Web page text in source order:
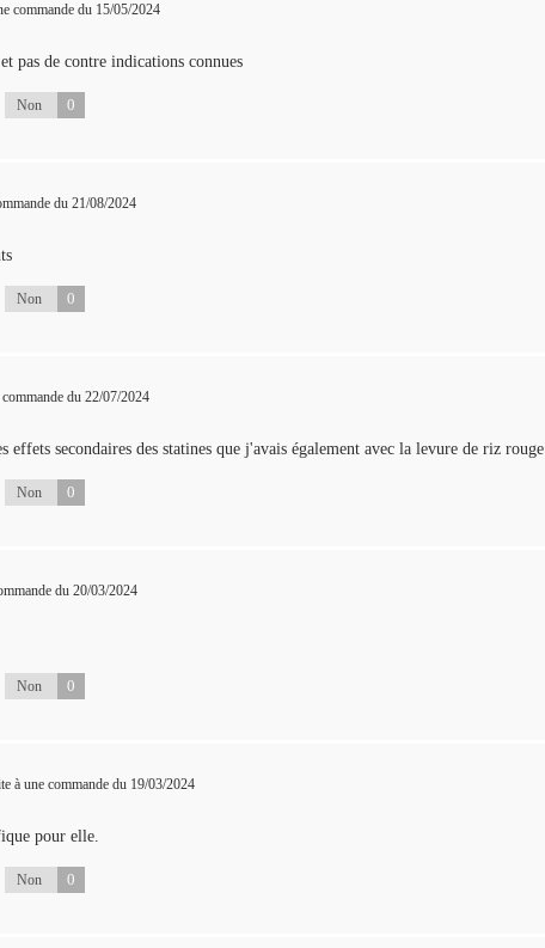
commande du 15/05/2024
pas de contre indications connues
Non 0
du 21/08/2024
Non 0
commande du 22/07/2024
effets secondaires des statines que j'avais également avec la levure de riz rouge
Non 0
du 20/03/2024
Non 0
à une commande du 19/03/2024
pour elle.
Non 0